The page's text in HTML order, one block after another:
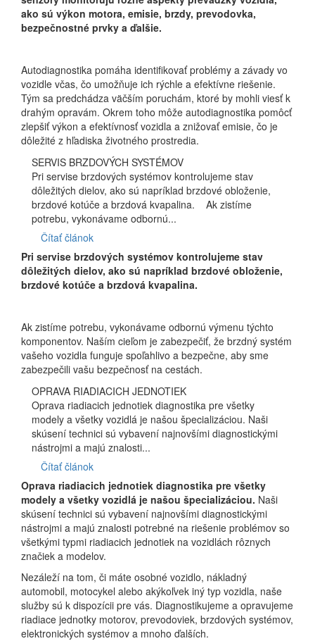
ako sú výkon motora, emisie, brzdy, prevodovka,
bezpečnostné prvky a ďalšie.
Autodiagnostika pomáha identifikovať problémy a závady vo
vozidle včas, čo umožňuje ich rýchle a efektívne riešenie.
Tým sa predchádza väčším poruchám, ktoré by mohli viesť k
drahým opravám. Okrem toho môže autodiagnostika pomôcť
zlepšiť výkon a efektívnosť vozidla a znižovať emisie, čo je
dôležité z hľadiska životného prostredia.
SERVIS BRZDOVÝCH SYSTÉMOV
Pri servise brzdových systémov kontrolujeme stav
dôležitých dielov, ako sú napríklad brzdové obloženie,
brzdové kotúče a brzdová kvapalina. Ak zistíme
potrebu, vykonávame odbornú...
Čítať článok
Pri servise brzdových systémov kontrolujeme stav
dôležitých dielov, ako sú napríklad brzdové obloženie,
brzdové kotúče a brzdová kvapalina.
Ak zistíme potrebu, vykonávame odbornú výmenu týchto
komponentov. Naším cieľom je zabezpečiť, že brzdný systém
vašeho vozidla funguje spoľahlivo a bezpečne, aby sme
zabezpečili vašu bezpečnosť na cestách.
OPRAVA RIADIACICH JEDNOTIEK
Oprava riadiacich jednotiek diagnostika pre všetky
modely a všetky vozidlá je našou špecializáciou. Naši
skúsení technici sú vybavení najnovšími diagnostickými
nástrojmi a majú znalosti...
Čítať článok
Oprava riadiacich jednotiek diagnostika pre všetky
modely a všetky vozidlá je našou špecializáciou. Naši
skúsení technici sú vybavení najnovšími diagnostickými
nástrojmi a majú znalosti potrebné na riešenie problémov so
všetkými typmi riadiacich jednotiek na vozidlách rôznych
značiek a modelov.
Nezáleží na tom, či máte osobné vozidlo, nákladný
automobil, motocykel alebo akýkoľvek iný typ vozidla, naše
služby sú k dispozícii pre vás. Diagnostikujeme a opravujeme
riadiace jednotky motorov, prevodoviek, brzdových systémov,
elektronických systémov a mnoho ďalších.